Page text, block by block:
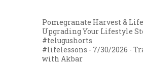
Pomegranate Harvest &
Upgrading Your Lifestyle
#telugushorts
#lifelessons - 7/30/2026 -
with Akbar